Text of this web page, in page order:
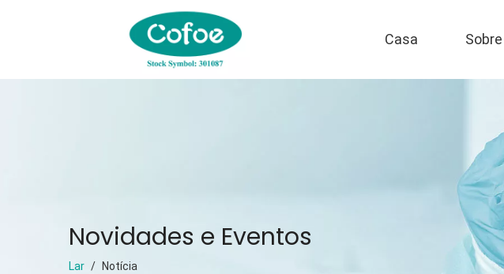
Casa
Novidades e Eventos
Lar / Notícia